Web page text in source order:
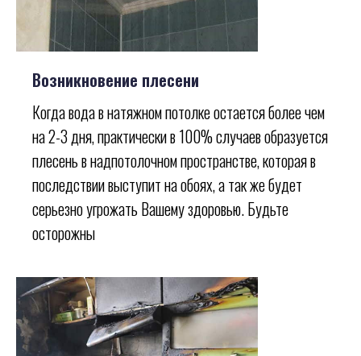
Возникновение плесени
Когда вода в натяжном потолке остается более чем
на 2-3 дня, практически в 100% случаев образуется
плесень в надпотолочном пространстве, которая в
последствии выступит на обоях, а так же будет
серьезно угрожать Вашему здоровью. Будьте
осторожны